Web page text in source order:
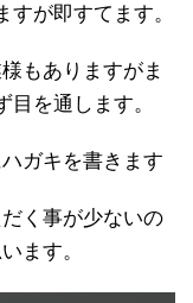
が即すてます。
もありますがま
を通します。
ガキを書きます
く事が少ないの
ます。